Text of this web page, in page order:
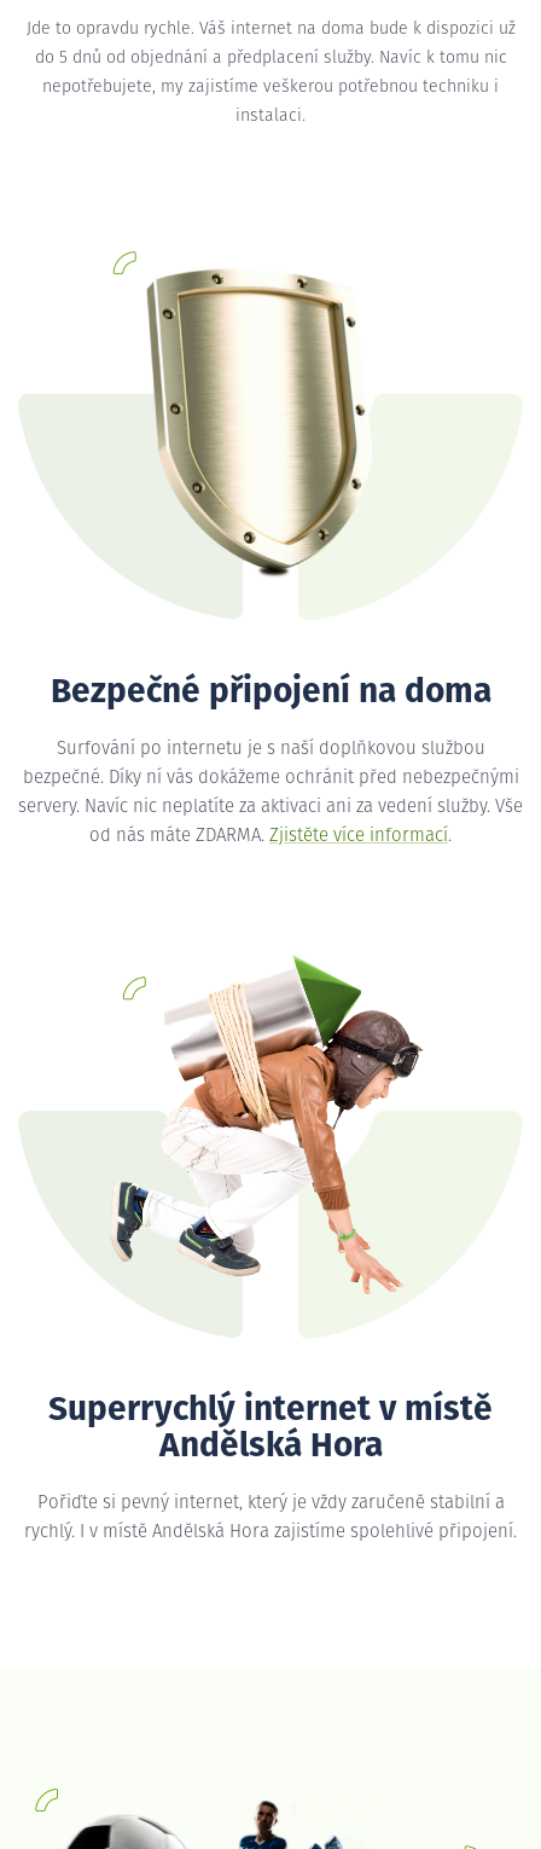
Jde to opravdu rychle. Váš internet na doma bude k dispozici už
do 5 dnů od objednání a předplacení služby. Navíc k tomu nic
nepotřebujete, my zajistíme veškerou potřebnou techniku i
instalaci.
Bezpečné připojení na doma
Surfování po internetu je s naší doplňkovou službou
bezpečné. Díky ní vás dokážeme ochránit před nebezpečnými
servery. Navíc nic neplatíte za aktivaci ani za vedení služby. Vše
od nás máte ZDARMA. Zjistěte více informací.
Superrychlý internet v místě
Andělská Hora
Pořiďte si pevný internet, který je vždy zaručeně stabilní a
rychlý. I v místě Andělská Hora zajistíme spolehlivé připojení.